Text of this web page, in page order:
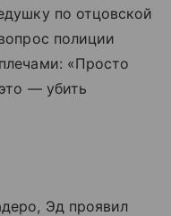
по отцовской
полиции
«Просто
— убить
Эд проявил